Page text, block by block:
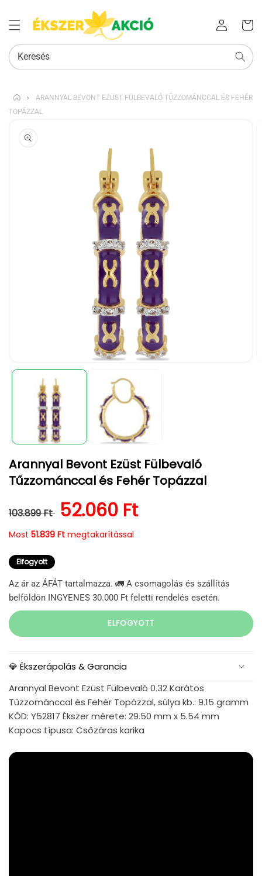
Bejelentkezés
kosara
Keresés
›
ARANNYAL BEVONT EZÜST FÜLBEVALÓ TŰZZOMÁNCCAL ÉS FEHÉR
TOPÁZZAL
UGRÁS A
TERMÉKADATOKRA
médiafájl
megnyitása
párbeszédpanelen
Arannyal Bevont Ezüst Fülbevaló
Tűzzománccal és Fehér Topázzal
Normál ár
103.899 Ft Kedvezményes ár
52.060 Ft
Most 51.839 Ft megtakarítással
Elfogyott
Az ár az ÁFÁT tartalmazza. 🚛 A csomagolás és szállítás
belföldön INGYENES 30.000 Ft feletti rendelés esetén.
ELFOGYOTT
💎 Ékszerápolás & Garancia
Arannyal Bevont Ezüst Fülbevaló 0.32 Karátos
Tűzzománccal és Fehér Topázzal, súlya kb.: 9.15 gramm
KÓD: Y52817 Ékszer mérete: 29.50 mm x 5.54 mm
Kapocs típusa: Csőzáras karika